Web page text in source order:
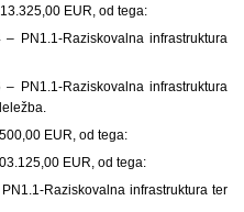
EUR, od tega:
PN1.1-Raziskovalna infrastruktura
PN1.1-Raziskovalna infrastruktura
EUR, od tega:
EUR, od tega:
Raziskovalna infrastruktura ter